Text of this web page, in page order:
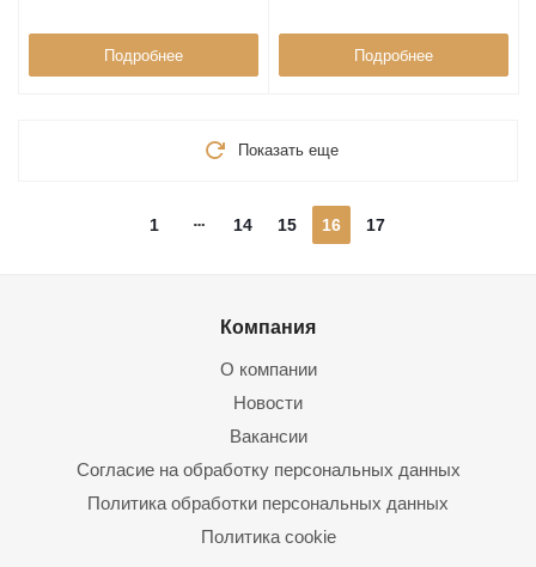
Подробнее Подробнее
Показать еще
1 14 15 16 17
Компания
О компании
Новости
Вакансии
Согласие на обработку персональных данных
Политика обработки персональных данных
Политика cookie